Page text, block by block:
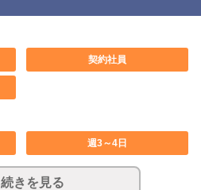
契約社員
週3～4日
大型連休あり
続きを見る